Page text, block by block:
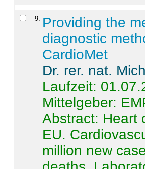
9
Providing the
diagnostic
CardioMet
Dr. rer. nat.
Laufzeit:
Mittelgeber:
Abstract: Heart
EU.
million new